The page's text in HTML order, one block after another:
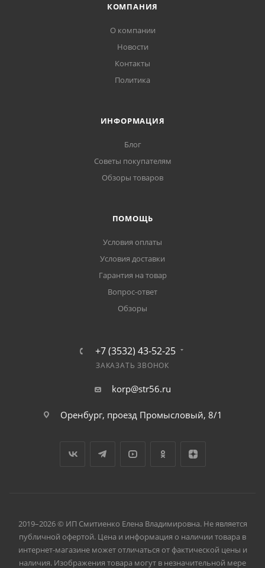
КОМПАНИЯ
О компании
Новости
Контакты
Политика
ИНФОРМАЦИЯ
Блог
Советы покупателям
Обзоры товаров
ПОМОЩЬ
Условия оплаты
Условия доставки
Гарантия на товар
Вопрос-ответ
Обзоры
+7 (3532) 43-52-25
ЗАКАЗАТЬ ЗВОНОК
korp@str56.ru
Оренбург, проезд Промысловый, 8/1
2019–2026 © ИП Смитиенко Елена Владимировна. Не является
публичной офертой. Цена и информация о наличии товара в
интернет-магазине может отличаться от фактической цены и
наличия. Изображения товара могут в незначительной мере